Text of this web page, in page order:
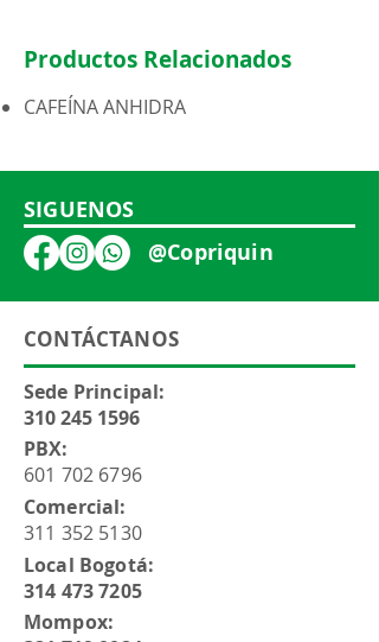
Productos Relacionados
CAFEÍNA ANHIDRA
SIGUENOS
@Copriquin
CONTÁCTANOS
Sede Principal:
310 245 1596
PBX:
601 702 6796
Comercial:
311 352 5130
Local Bogotá:
314 473 7205
Mompox: